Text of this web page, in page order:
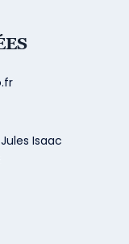
Isaac